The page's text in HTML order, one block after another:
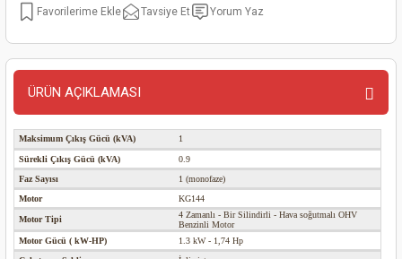
Mak.
Makinası
Tavsiye Et Yorum Yaz
ÜRÜN AÇIKLAMASI
Maksimum Çıkış Gücü (kVA) 1
Sürekli Çıkış Gücü (kVA)
0.9
Faz Sayısı
1 (monofaze)
Motor
KG144
Motor Tipi
4 Zamanlı - Bir Silindirli - Hava soğutmalı OHV
Benzinli Motor
Motor Gücü ( kW-HP)
1.3 kW - 1,74 Hp